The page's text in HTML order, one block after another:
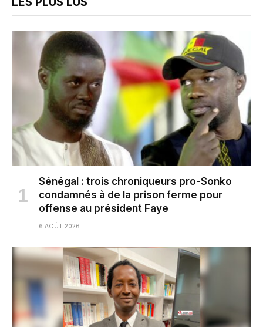
Sénégal : trois chroniqueurs pro-Sonko
condamnés à de la prison ferme pour
offense au président Faye
6 AOÛT 2026